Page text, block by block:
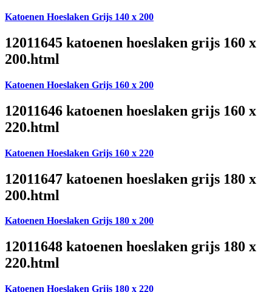
Katoenen Hoeslaken Grijs 140 x 200
12011645 katoenen hoeslaken grijs 160 x
200.html
Katoenen Hoeslaken Grijs 160 x 200
12011646 katoenen hoeslaken grijs 160 x
220.html
Katoenen Hoeslaken Grijs 160 x 220
12011647 katoenen hoeslaken grijs 180 x
200.html
Katoenen Hoeslaken Grijs 180 x 200
12011648 katoenen hoeslaken grijs 180 x
220.html
Katoenen Hoeslaken Grijs 180 x 220